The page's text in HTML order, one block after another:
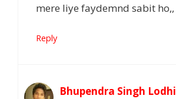
mere liye faydemnd sabit ho,,
Reply
Bhupendra Singh Lodhi